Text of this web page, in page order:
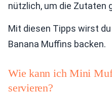
nützlich, um die Zutaten
Mit diesen Tipps wirst
Banana Muffins backen.
Wie kann ich Mini
servieren?